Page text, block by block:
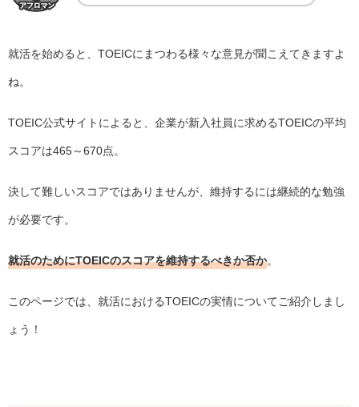
就活を始めると、TOEICにまつわる様々な意見が聞こえてきますよ
ね。
TOEIC公式サイト によると、企業が新入社員に求めるTOEICの平均
スコアは465～670点。
決して難しいスコアではありませんが、維持するには継続的な勉強
が必要です。
就活のためにTOEICのスコアを維持するべきか否か。
このページでは、就活におけるTOEICの実情についてご紹介しまし
ょう！